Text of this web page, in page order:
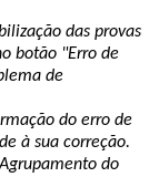
das provas
botão "Erro de
de
do erro de
à sua correção.
do